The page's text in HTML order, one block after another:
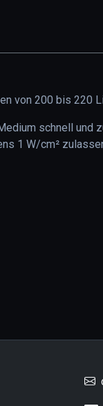
von 200 bis 220
schnell und
1 W/cm²